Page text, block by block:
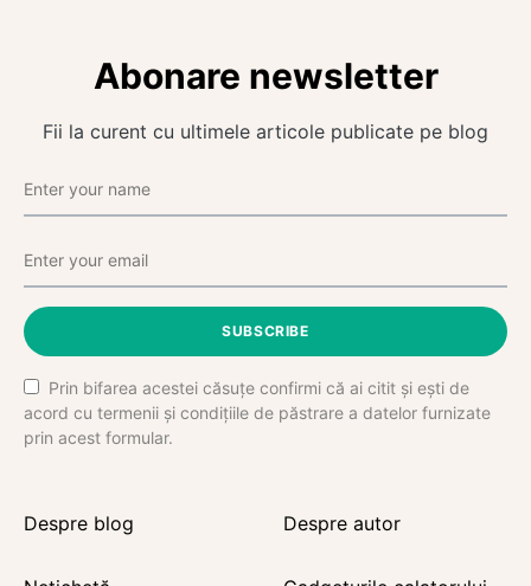
Abonare newsletter
Fii la curent cu ultimele articole publicate pe blog
SUBSCRIBE
Prin bifarea acestei căsuțe confirmi că ai citit și ești de
acord cu termenii și condițiile de păstrare a datelor furnizate
prin acest formular.
Despre blog Despre autor